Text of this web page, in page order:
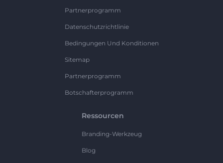
Partnerprogramm
Datenschutzrichtlinie
Bedingungen Und Konditionen
Sitemap
Partnerprogramm
Botschafterprogramm
Ressourcen
Branding-Werkzeug
Blog